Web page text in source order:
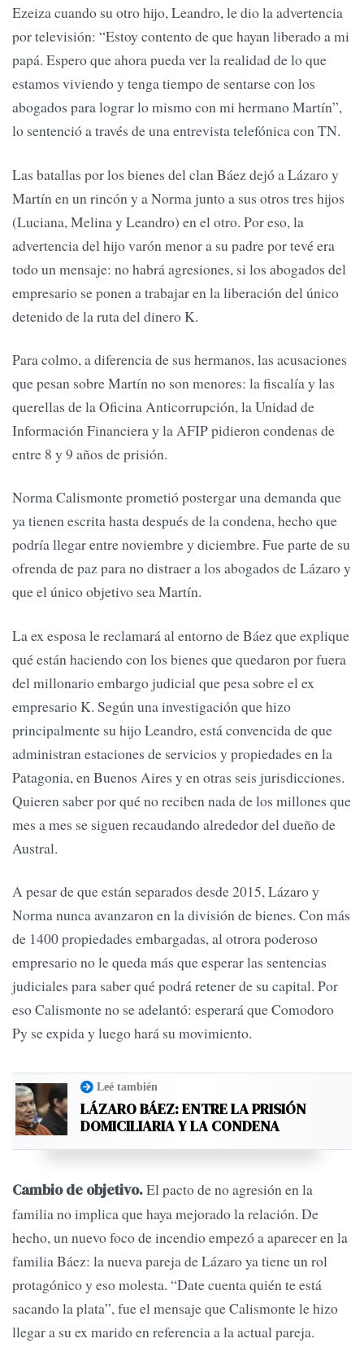
Ezeiza cuando su otro hijo, Leandro, le dio la advertencia
por televisión: “Estoy contento de que hayan liberado a mi
papá. Espero que ahora pueda ver la realidad de lo que
estamos viviendo y tenga tiempo de sentarse con los
abogados para lograr lo mismo con mi hermano Martín”,
lo sentenció a través de una entrevista telefónica con TN.
Las batallas por los bienes del clan Báez dejó a Lázaro y
Martín en un rincón y a Norma junto a sus otros tres hijos
(Luciana, Melina y Leandro) en el otro. Por eso, la
advertencia del hijo varón menor a su padre por tevé era
todo un mensaje: no habrá agresiones, si los abogados del
empresario se ponen a trabajar en la liberación del único
detenido de la ruta del dinero K.
Para colmo, a diferencia de sus hermanos, las acusaciones
que pesan sobre Martín no son menores: la fiscalía y las
querellas de la Oficina Anticorrupción, la Unidad de
Información Financiera y la AFIP pidieron condenas de
entre 8 y 9 años de prisión.
Norma Calismonte prometió postergar una demanda que
ya tienen escrita hasta después de la condena, hecho que
podría llegar entre noviembre y diciembre. Fue parte de su
ofrenda de paz para no distraer a los abogados de Lázaro y
que el único objetivo sea Martín.
La ex esposa le reclamará al entorno de Báez que explique
qué están haciendo con los bienes que quedaron por fuera
del millonario embargo judicial que pesa sobre el ex
empresario K. Según una investigación que hizo
principalmente su hijo Leandro, está convencida de que
administran estaciones de servicios y propiedades en la
Patagonia, en Buenos Aires y en otras seis jurisdicciones.
Quieren saber por qué no reciben nada de los millones que
mes a mes se siguen recaudando alrededor del dueño de
Austral.
A pesar de que están separados desde 2015, Lázaro y
Norma nunca avanzaron en la división de bienes. Con más
de 1400 propiedades embargadas, al otrora poderoso
empresario no le queda más que esperar las sentencias
judiciales para saber qué podrá retener de su capital. Por
eso Calismonte no se adelantó: esperará que Comodoro
Py se expida y luego hará su movimiento.
Leé también
LÁZARO BÁEZ: ENTRE LA PRISIÓN
DOMICILIARIA Y LA CONDENA
Cambio de objetivo.El pacto de no agresión en la
familia no implica que haya mejorado la relación. De
hecho, un nuevo foco de incendio empezó a aparecer en la
familia Báez: la nueva pareja de Lázaro ya tiene un rol
protagónico y eso molesta. “Date cuenta quién te está
sacando la plata”, fue el mensaje que Calismonte le hizo
llegar a su ex marido en referencia a la actual pareja.